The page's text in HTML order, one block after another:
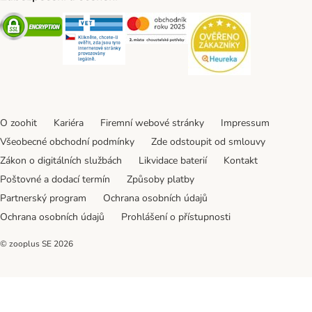
Security Security Security
O zoohit Kariéra Firemní webové stránky
Impressum
Všeobecné obchodní podmínky
Zde odstoupit od smlouvy
Zákon o digitálních službách
Likvidace baterií
Kontakt
Poštovné a dodací termín
Způsoby platby
Partnerský program
Ochrana osobních údajů
Ochrana osobních údajů
Prohlášení o přístupnosti
© zooplus SE 2026